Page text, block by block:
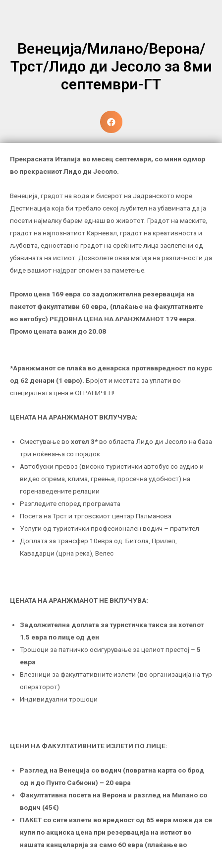
Венеција/Милано/Верона/
Трст/Лидо ди Јесоло за 8ми
септември-ГТ
Прекрасната Италија во месец септември, со мини одмор
во прекрасниот Лидо ди Јесоло.
Венеција, градот на вода и бисерот на Јадранското море.
Дестинација која би требало секој љубител на убавината да ја
посети најмалку барем еднаш во животот. Градот на маските,
градот на најпознатиот Карневал, градот на креативноста и
љубовта, едноставно градот на среќните лица заслепени од
убавината на истиот. Дозволете оваа магија на различности да
биде вашиот најдраг спомен за паметење.
Промо цена 169 евра со задолжителна резервација на
пакетот факултативи 60 евра, (плаќање на факултативите
во автобус) РЕДОВНА ЦЕНА НА АРАНЖМАНОТ 179 евра.
Промо цената важи до 20.08
*Аранжманот се плаќа во денарска противвредност по курс
од 62 денари (1 евро). Бројот и местата за уплати во
специјалната цена е ОГРАНИЧЕН!
ЦЕНАТА НА АРАНЖМАНОТ ВКЛУЧУВА:
Сместување во хотел 3*во областа Лидо ди Јесоло на база
три ноќевања со појадок
Автобуски превоз (високо туристички автобус со аудио и
видео опрема, клима, греење, просечна удобност) на
горенаведените релации
Разгледите според програмата
Посета на Трст и трговскиот центар Палманова
Услуги од туристички професионален водич – пратител
Доплата за трансфер 10евра од: Битола, Прилеп,
Кавадарци (црна река), Велес
ЦЕНАТА НА АРАНЖМАНОТ НЕ ВКЛУЧУВА:
Задолжителна доплата за туристичка такса за хотелот
1.5 евра по лице од ден
Трошоци за патничко осигурување за целиот престој – 5
евра
Влезници за факултативните излети (во организација на тур
операторот)
Индивидуални трошоци
ЦЕНИ НА ФАКУЛТАТИВНИТЕ ИЗЛЕТИ ПО ЛИЦЕ:
Разглед на Венеција со водич (повратна карта со брод
од и до Пунто Сабиони) – 20 евра
Факултативна посета на Верона и разглед на Милано со
водич (45€)
ПАКЕТ со сите излети во вредност од 65 евра може да се
купи по акциска цена при резервација на истиот во
нашата канцеларија за само 60 евра (плаќање во